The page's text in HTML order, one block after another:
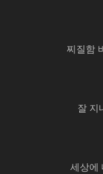
찌질함
잘 지
세상에